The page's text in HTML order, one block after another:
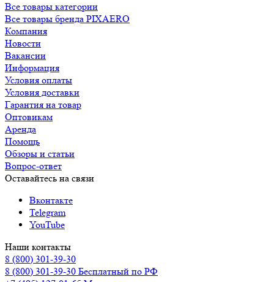
Все товары категории
Все товары бренда PIXAERO
Компания
Новости
Вакансии
Информация
Условия оплаты
Условия доставки
Гарантия на товар
Оптовикам
Аренда
Помощь
Обзоры и статьи
Вопрос-ответ
Оставайтесь на связи
Вконтакте
Telegram
YouTube
Наши контакты
8 (800) 301-39-30
8 (800) 301-39-30 Бесплатный по РФ